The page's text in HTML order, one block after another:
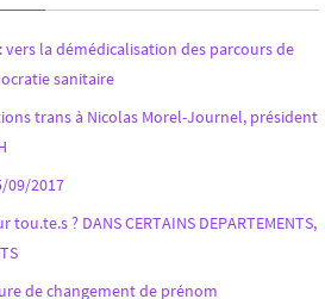
vers la démédicalisation des parcours de
sanitaire
trans à Nicolas Morel-Journel, président
09/2017
? DANS CERTAINS DEPARTEMENTS,
de changement de prénom